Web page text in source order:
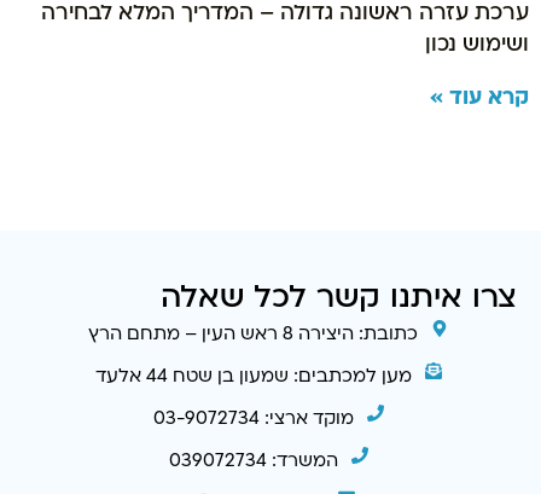
ערכת עזרה ראשונה גדולה – המדריך המלא לבחירה
ושימוש נכון
קרא עוד »
צרו איתנו קשר לכל שאלה
כתובת: היצירה 8 ראש העין – מתחם הרץ
מען למכתבים: שמעון בן שטח 44 אלעד
מוקד ארצי: 03-9072734
המשרד: 039072734